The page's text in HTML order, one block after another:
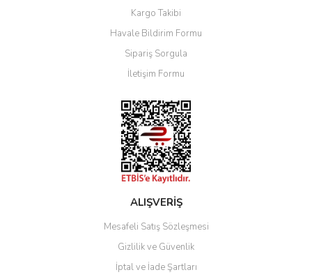
Kargo Takibi
Havale Bildirim Formu
Sipariş Sorgula
İletişim Formu
ALIŞVERİŞ
Mesafeli Satış Sözleşmesi
Gizlilik ve Güvenlik
İptal ve İade Şartları